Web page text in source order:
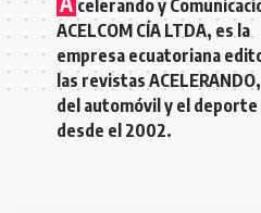
celerando y
ACELCOM CÍA LTDA, es la
empresa ecuatoriana
las revistas
del automóvil y el
desde el 2002.